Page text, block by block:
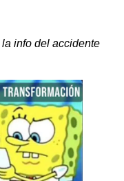
info del accidente